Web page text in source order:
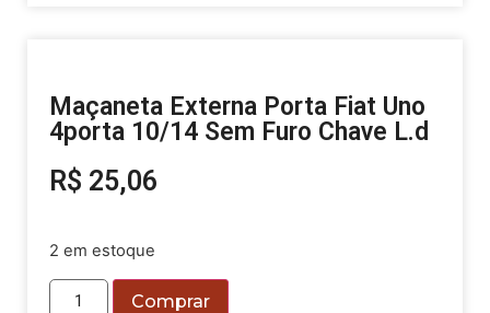
Maçaneta Externa Porta Fiat Uno
4porta 10/14 Sem Furo Chave L.d
R$ 25,06
2 em estoque
Comprar